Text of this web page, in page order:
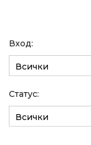
Вход:
Всички
Статус:
Всички